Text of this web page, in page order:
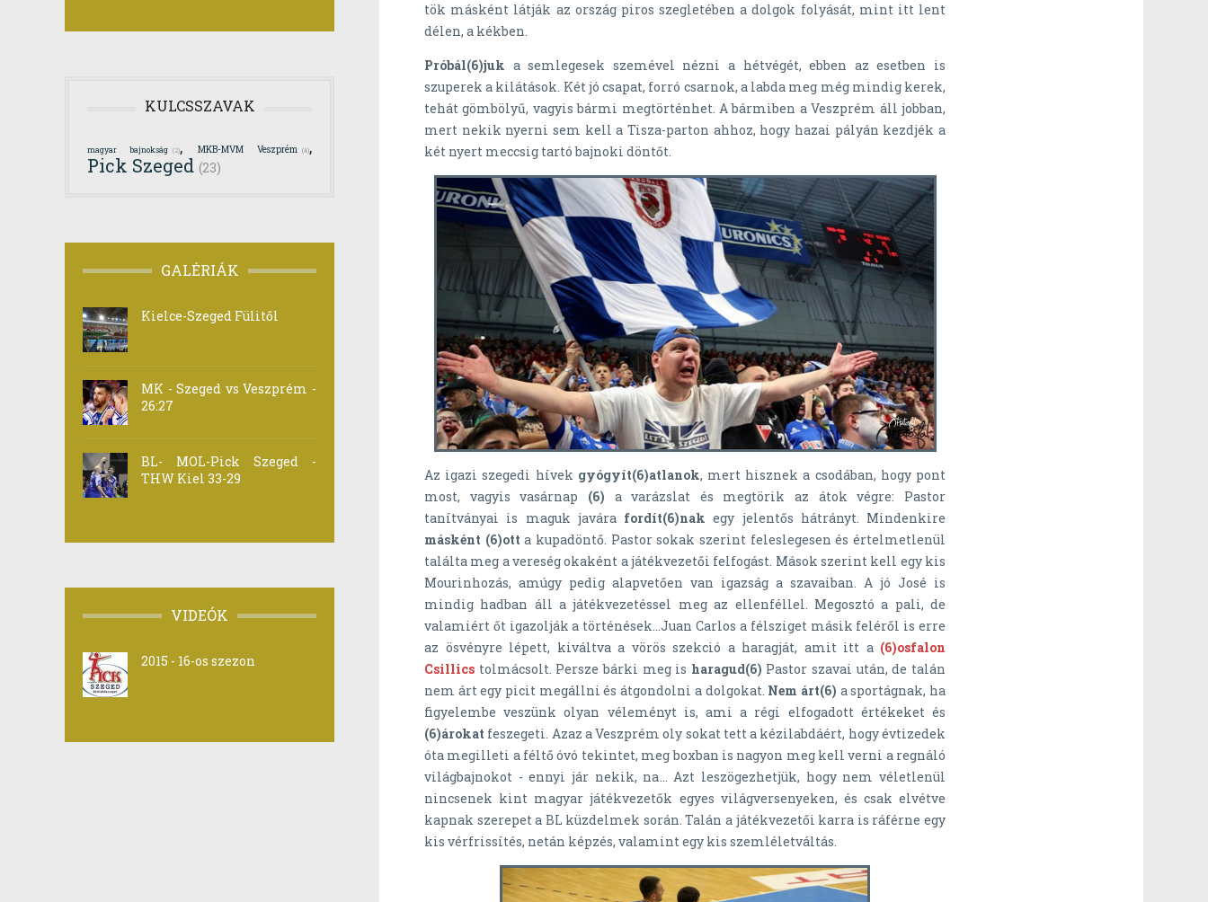
tök másként látják az ország piros szegletében a dolgok folyását, mint itt lent
délen, a kékben.
Próbál(6)juk a semlegesek szemével nézni a hétvégét, ebben az esetben is
szuperek a kilátások. Két jó csapat, forró csarnok, a labda meg még mindig kerek,
tehát gömbölyű, vagyis bármi megtörténhet. A bármiben a Veszprém áll jobban,
mert nekik nyerni sem kell a Tisza-parton ahhoz, hogy hazai pályán kezdjék a
két nyert meccsig tartó bajnoki döntőt.
Az igazi szegedi hívek gyógyít(6)atlanok, mert hisznek a csodában, hogy pont
most, vagyis vasárnap (6) a varázslat és megtörik az átok végre: Pastor
tanítványai is maguk javára fordít(6)nak egy jelentős hátrányt. Mindenkire
másként (6)otta kupadöntő. Pastor sokak szerint feleslegesen és értelmetlenül
találta meg a vereség okaként a játékvezetői felfogást. Mások szerint kell egy kis
Mourinhozás, amúgy pedig alapvetően van igazság a szavaiban. A jó José is
mindig hadban áll a játékvezetéssel meg az ellenféllel. Megosztó a pali, de
valamiért őt igazolják a történések…Juan Carlos a félsziget másik feléről is erre
az ösvényre lépett, kiváltva a vörös szekció a haragját, amit itt a (6)osfalon
Csillics tolmácsolt. Persze bárki meg is haragud(6) Pastor szavai után, de talán
nem árt egy picit megállni és átgondolni a dolgokat. Nem árt(6) a sportágnak, ha
figyelembe veszünk olyan véleményt is, ami a régi elfogadott értékeket és
(6)árokat feszegeti. Azaz a Veszprém oly sokat tett a kézilabdáért, hogy évtizedek
óta megilleti a féltő óvó tekintet, meg boxban is nagyon meg kell verni a regnáló
világbajnokot - ennyi jár nekik, na… Azt leszögezhetjük, hogy nem véletlenül
nincsenek kint magyar játékvezetők egyes világversenyeken, és csak elvétve
kapnak szerepet a BL küzdelmek során. Talán a játékvezetői karra is ráférne egy
kis vérfrissítés, netán képzés, valamint egy kis szemléletváltás.
KULCSSZAVAK
magyar bajnokság (2), MKB-MVM Veszprém (4),
Pick Szeged (23)
GALÉRIÁK
Kielce-Szeged Fülitől
MK - Szeged vs Veszprém -
26:27
BL- MOL-Pick Szeged -
THW Kiel 33-29
VIDEÓK
2015 - 16-os szezon